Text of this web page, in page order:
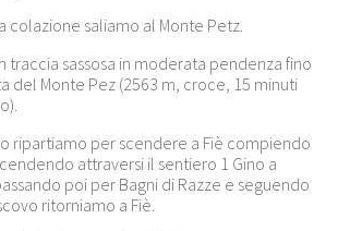
colazione saliamo al Monte Petz.
traccia sassosa in moderata pendenza fino
del Monte Pez (2563 m, croce, 15 minuti
ripartiamo per scendere a Fiè compiendo
attraversi il sentiero 1 Gino a
poi per Bagni di Razze e seguendo
ritorniamo a Fiè.